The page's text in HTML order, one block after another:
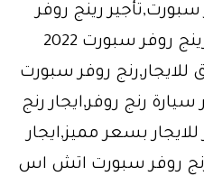
رينج روفر
سبورت في دبي,تأجير رينج روفر سبورت 2022
للايجار,رنج روفر سبورت
رنج روفر,ايجار رنج
بسعر مميز,ايجار
رنج روفر سبورت اتش اس